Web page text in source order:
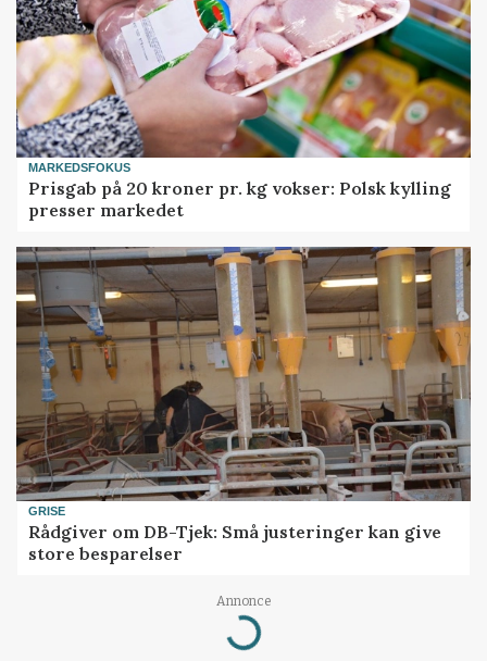
MARKEDSFOKUS
Prisgab på 20 kroner pr. kg vokser: Polsk kylling
presser markedet
GRISE
Rådgiver om DB-Tjek: Små justeringer kan give
store besparelser
Annonce
Loading...